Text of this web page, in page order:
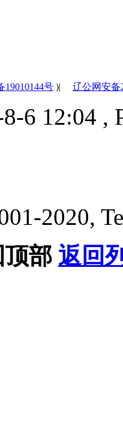
19010144号 )| 辽公网安备
6 12:04 ,
2020,
部 返回